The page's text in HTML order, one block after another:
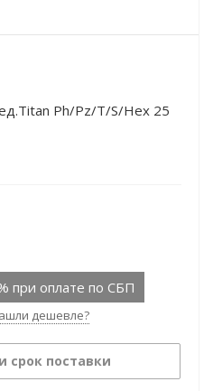
Ph/Pz/T/S/Hex 25
при оплате по СБП
дешевле?
срок поставки